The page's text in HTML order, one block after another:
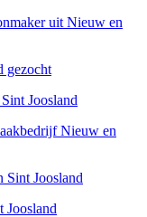
uit Nieuw en
gezocht
Joosland
Nieuw en
Sint Joosland
Joosland